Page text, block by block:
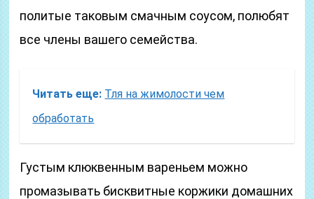
политые таковым смачным соусом, полюбят
все члены вашего семейства.
Читать еще: Тля на жимолости чем
обработать
Густым клюквенным вареньем можно
промазывать бисквитные коржики домашних